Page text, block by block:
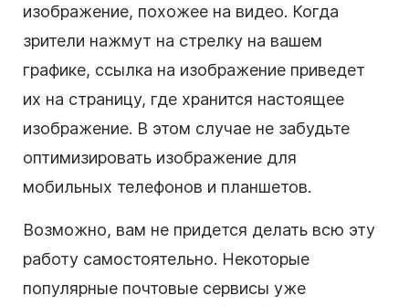
изображение, похожее на видео. Когда
зрители нажмут на стрелку на вашем
графике, ссылка на изображение приведет
их на страницу, где хранится настоящее
изображение. В этом случае не забудьте
оптимизировать изображение для
мобильных телефонов и планшетов.
Возможно, вам не придется делать всю эту
работу самостоятельно. Некоторые
популярные почтовые сервисы уже